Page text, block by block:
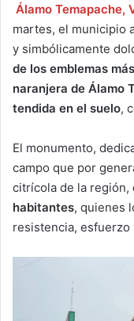
Álamo Temapache,
martes, el municipio
y simbólicamente
de los emblemas
naranjera de Álamo
tendida en el suelo,
El monumento,
campo que por
citrícola de la región,
habitantes, quienes
resistencia,